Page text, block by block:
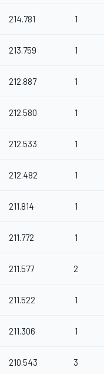
214.781 1
213.759 1
212.887 1
212.580 1
212.533 1
212.482 1
211.814 1
211.772 1
211.577 2
211.522 1
211.306 1
210.543 3